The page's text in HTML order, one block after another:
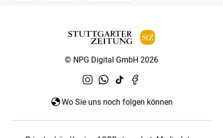
© NPG Digital GmbH 2026
Wo Sie uns noch folgen können